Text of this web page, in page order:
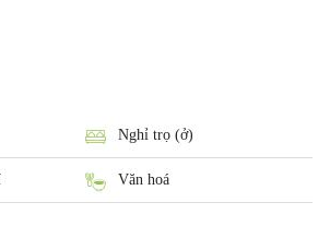
Nghỉ trọ (ở)
Văn hoá